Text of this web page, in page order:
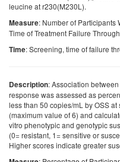
leucine at r230(M230L).
Measure: Number of Participants
Time of Treatment Failure
Time: Screening, time of failure
Description: Association
response was assessed as
less than 50 copies/mL by OSS
(maximum value of 6) and
vitro phenotypic and genotypic
(0= resistant, 1= sensitive or
Higher scores indicate greater